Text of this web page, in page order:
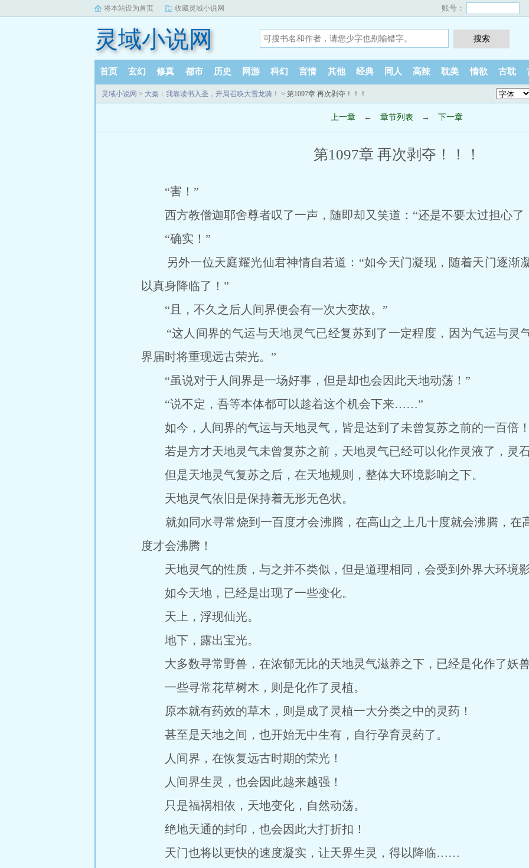
将本站设为首页 收藏灵域小说网 账号：
灵域小说网
首页 玄幻 修真 都市 历史 网游 科幻 言情 其他 经典 同人 高辣 耽美 情欲 古耽
灵域小说网 > 大秦：我靠读书入圣，开局召唤大雪龙骑！ > 第1097章 再次剥夺！！！
上一章 ← 章节列表 → 下一章
第1097章 再次剥夺！！！
“害！”
西方教僧迦耶舍尊者叹了一声，随即却又笑道：“还是不要太过担心了
“确实！”
另外一位天庭耀光仙君神情自若道：“如今天门凝现，随着天门逐渐
以真身降临了！”
“且，不久之后人间界便会有一次大变故。”
“这人间界的气运与天地灵气已经复苏到了一定程度，因为气运与灵
界届时将重现远古荣光。”
“虽说对于人间界是一场好事，但是却也会因此天地动荡！”
“说不定，吾等本体都可以趁着这个机会下来……”
如今，人间界的气运与天地灵气，皆是达到了未曾复苏之前的一百倍！
若是方才天地灵气未曾复苏之前，天地灵气已经可以化作灵液了，灵石
但是天地灵气复苏之后，在天地规则，整体大环境影响之下。
天地灵气依旧是保持着无形无色状。
就如同水寻常烧到一百度才会沸腾，在高山之上几十度就会沸腾，在
度才会沸腾！
天地灵气的性质，与之并不类似，但是道理相同，会受到外界大环境影
如今天地，已经是出现了一些变化。
天上，浮现仙光。
地下，露出宝光。
大多数寻常野兽，在浓郁无比的天地灵气滋养之下，已经是化作了妖兽
一些寻常花草树木，则是化作了灵植。
原本就有药效的草木，则是成了灵植一大分类之中的灵药！
甚至是天地之间，也开始无中生有，自行孕育灵药了。
人间界，在恢复远古时期的荣光！
人间界生灵，也会因此越来越强！
只是福祸相依，天地变化，自然动荡。
绝地天通的封印，也会因此大打折扣！
天门也将以更快的速度凝实，让天界生灵，得以降临……